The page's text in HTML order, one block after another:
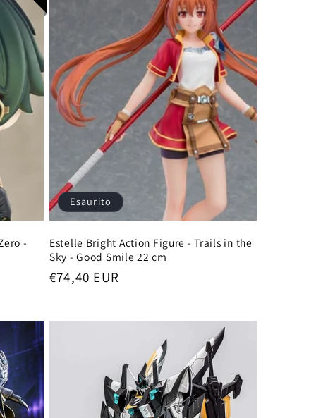
-
Esaurito
Estelle Bright Action Figure - Trails in the
Sky - Good Smile 22 cm
Prezzo
€74,40 EUR